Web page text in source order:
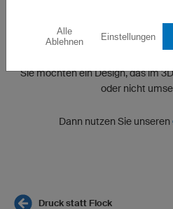
GRAFISCHER
Sie möchten ein Design, das im
oder nicht
Dann nutzen Sie unseren
Druck statt Flock
Alle
Ablehnen
Einstellungen